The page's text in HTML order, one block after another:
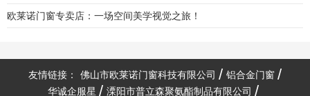
欧莱诺门窗专卖店：一场空间美学视觉之旅！
友情链接： 佛山市欧莱诺门窗科技有限公司
铝合金门窗
华诚企服星
溧阳市普立森聚氨酯制品有限公司